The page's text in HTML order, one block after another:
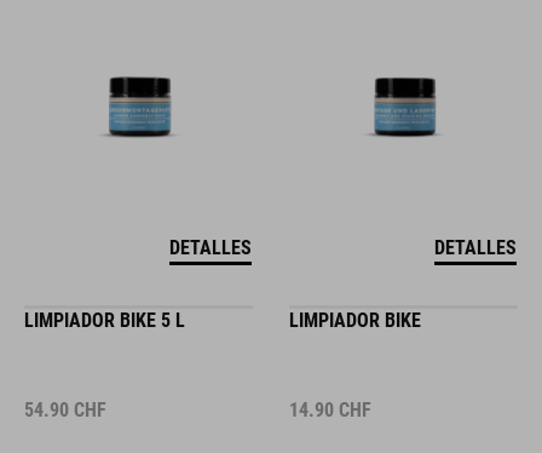
DETALLES DETALLES
LIMPIADOR BIKE 5 L
54.90 CHF
LIMPIADOR BIKE
14.90 CHF